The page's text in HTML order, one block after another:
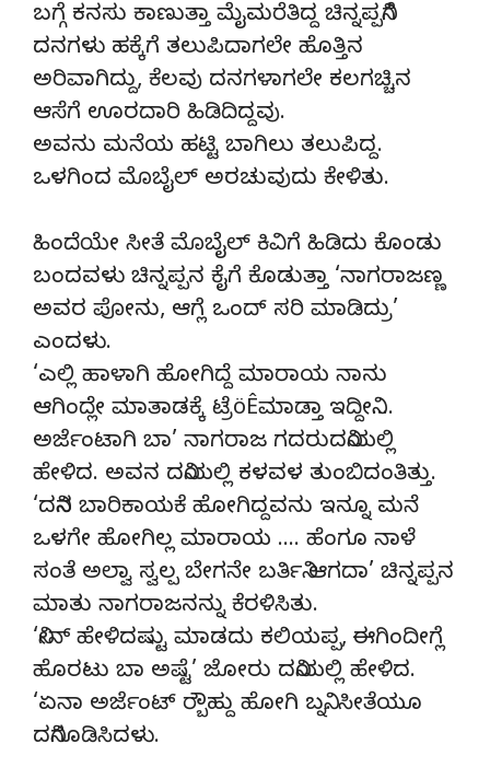
ಬಗ್ಗೆ ಕನಸು ಕಾಣುತ್ತಾ ಮೈಮರೆತಿದ್ದ ಚಿನ್ನಪ್ಪನಿಗೆ
ದನಗಳು ಹಕ್ಕೆಗೆ ತಲುಪಿದಾಗಲೇ ಹೊತ್ತಿನ
ಅರಿವಾಗಿದ್ದು, ಕೆಲವು ದನಗಳಾಗಲೇ ಕಲಗಚ್ಚಿನ
ಆಸೆಗೆ ಊರದಾರಿ ಹಿಡಿದಿದ್ದವು.
ಅವನು ಮನೆಯ ಹಟ್ಟಿ ಬಾಗಿಲು ತಲುಪಿದ್ದ.
ಒಳಗಿಂದ ಮೊಬೈಲ್ ಅರಚುವುದು ಕೇಳಿತು.
ಹಿಂದೆಯೇ ಸೀತೆ ಮೊಬೈಲ್ ಕಿವಿಗೆ ಹಿಡಿದು ಕೊಂಡು
ಬಂದವಳು ಚಿನ್ನಪ್ಪನ ಕೈಗೆ ಕೊಡುತ್ತಾ ‘ನಾಗರಾಜಣ್ಣ
ಅವರ ಪೋನು, ಆಗ್ಲೆ ಒಂದ್ ಸರಿ ಮಾಡಿದ್ರು’
ಎಂದಳು.
‘ಎಲ್ಲಿ ಹಾಳಾಗಿ ಹೋಗಿದ್ದೆ ಮಾರಾಯ ನಾನು
ಆಗಿಂದ್ಲೇ ಮಾತಾಡಕ್ಕೆ ಟ್ರೆöÊಮಾಡ್ತಾ ಇದ್ದೀನಿ….
ಅರ್ಜೆಂಟಾಗಿ ಬಾ’ ನಾಗರಾಜ ಗದರುದನಿಯಲ್ಲಿ
ಹೇಳಿದ. ಅವನ ದನಿಯಲ್ಲಿ ಕಳವಳ ತುಂಬಿದಂತಿತ್ತು.
‘ದನಿನ ಬಾರಿಕಾಯಕೆ ಹೋಗಿದ್ದವನು ಇನ್ನೂ ಮನೆ
ಒಳಗೇ ಹೋಗಿಲ್ಲ ಮಾರಾಯ …. ಹೆಂಗೂ ನಾಳೆ
ಸಂತೆ ಅಲ್ವಾ ಸ್ವಲ್ಪ ಬೇಗನೇ ಬರ್ತಿನಿ ಆಗದಾ’ ಚಿನ್ನಪ್ಪನ
ಮಾತು ನಾಗರಾಜನನ್ನು ಕೆರಳಿಸಿತು.
‘ನೀನ್ ಹೇಳಿದಷ್ಟು ಮಾಡದು ಕಲಿಯಪ್ಪ, ಈಗಿಂದೀಗ್ಲೆ
ಹೊರಟು ಬಾ ಅಷ್ಟೆ’ ಜೋರು ದನಿಯಲ್ಲಿ ಹೇಳಿದ.
‘ಏನಾ ಅರ್ಜೆಂಟ್ ರ‍್ಬೌಹ್ದು ಹೋಗಿ ಬನ್ನಿ. ಸೀತೆಯೂ
ದನಿಗೂಡಿಸಿದಳು.